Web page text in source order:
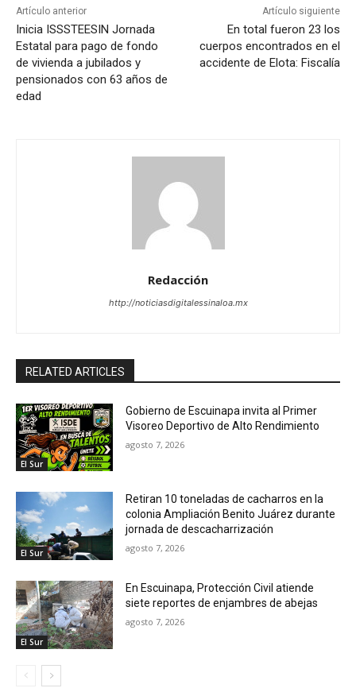
Artículo anterior
Inicia ISSSTEESIN Jornada
Estatal para pago de fondo
de vivienda a jubilados y
pensionados con 63 años de
edad
Artículo siguiente
En total fueron 23 los
cuerpos encontrados en el
accidente de Elota: Fiscalía
Redacción
http://noticiasdigitalessinaloa.mx
RELATED ARTICLES
El Sur
Gobierno de Escuinapa invita al Primer
Visoreo Deportivo de Alto Rendimiento
agosto 7, 2026
El Sur
Retiran 10 toneladas de cacharros en la
colonia Ampliación Benito Juárez durante
jornada de descacharrización
agosto 7, 2026
El Sur
En Escuinapa, Protección Civil atiende
siete reportes de enjambres de abejas
agosto 7, 2026